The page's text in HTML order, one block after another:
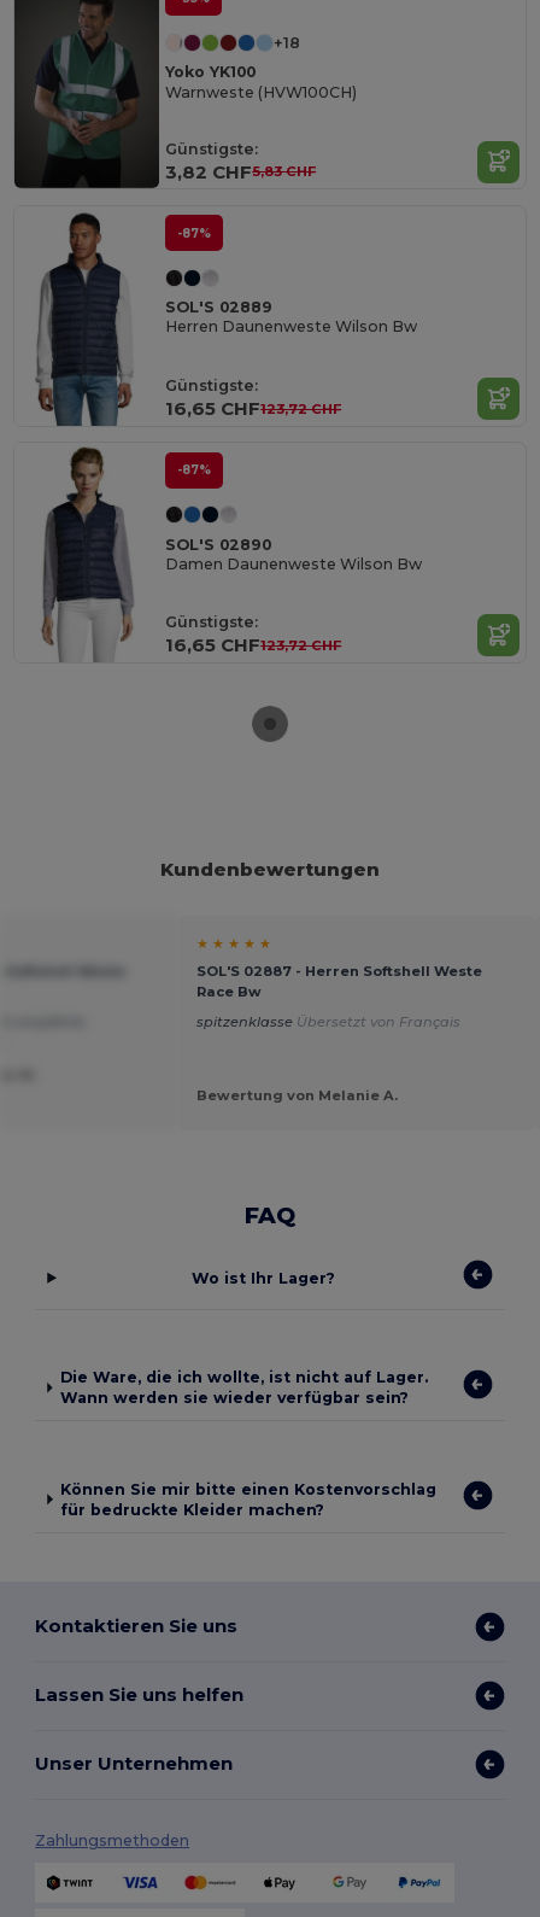
+18
Yoko YK100
Warnweste (HVW100CH)
Günstigste:
3,82 CHF5,83 CHF
-87%
SOL'S 02889
Herren Daunenweste Wilson Bw
Günstigste:
16,65 CHF123,72 CHF
-87%
SOL'S 02890
Damen Daunenweste Wilson Bw
Günstigste:
16,65 CHF123,72 CHF
Kundenbewertungen
★ ★ ★ ★ ★
SOL'S 02887 - Herren Softshell Weste
Race Bw
spitzenklasse Übersetzt von Français
Bewertung von Melanie A.
FAQ
Wo ist Ihr Lager?
Die Ware, die ich wollte, ist nicht auf Lager.
Wann werden sie wieder verfügbar sein?
Können Sie mir bitte einen Kostenvorschlag
für bedruckte Kleider machen?
Kontaktieren Sie uns
Lassen Sie uns helfen
Unser Unternehmen
Zahlungsmethoden